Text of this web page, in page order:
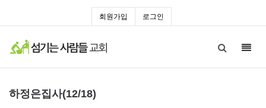
회원가입 로그인
하정은집사(12/18)